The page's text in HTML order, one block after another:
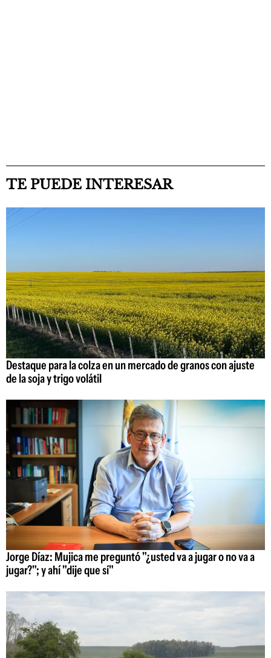
TE PUEDE INTERESAR
Destaque para la colza en un mercado de granos con ajuste
de la soja y trigo volátil
Jorge Díaz: Mujica me preguntó "¿usted va a jugar o no va a
jugar?"; y ahí "dije que sí"